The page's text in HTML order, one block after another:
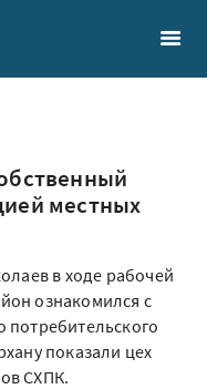
местных
в ходе рабочей
ознакомился с
потребительского
показали цех
СХПК.